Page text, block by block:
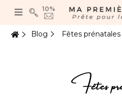
10%
Blog Fêtes prénatales
Fêtes
Panneau de gestion des cookies